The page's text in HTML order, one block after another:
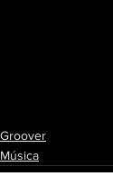
Groover
Música